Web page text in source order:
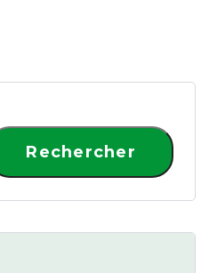
Rechercher